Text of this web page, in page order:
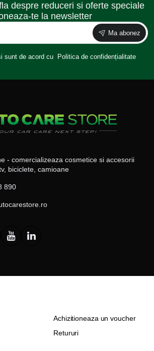
despre reduceri si oferte speciale
te la newsletter
Ma abonez
sunt de acord cu Politica de confidențialitate
- comercializeaza cosmetice si accesorii
biciclete, camioane
890
Achizitioneaza un voucher
Retururi